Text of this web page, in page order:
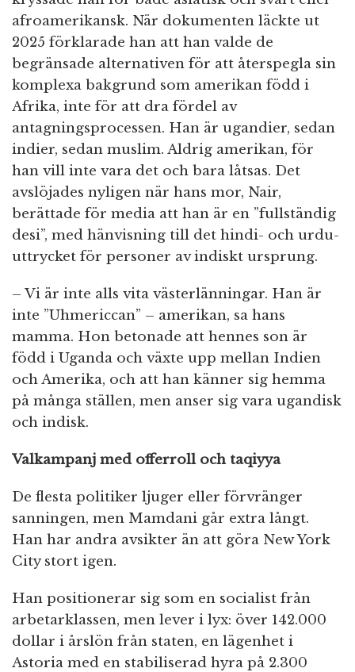
afroamerikansk. När dokumenten läckte ut
2025 förklarade han att han valde de
begränsade alternativen för att återspegla sin
komplexa bakgrund som amerikan född i
Afrika, inte för att dra fördel av
antagningsprocessen. Han är ugandier, sedan
indier, sedan muslim. Aldrig amerikan, för
han vill inte vara det och bara låtsas. Det
avslöjades nyligen när hans mor, Nair,
berättade för media att han är en ”fullständig
desi”, med hänvisning till det hindi- och urdu-
uttrycket för personer av indiskt ursprung.
– Vi är inte alls vita västerlänningar. Han är
inte ”Uhmericcan” – amerikan, sa hans
mamma. Hon betonade att hennes son är
född i Uganda och växte upp mellan Indien
och Amerika, och att han känner sig hemma
på många ställen, men anser sig vara ugandisk
och indisk.
Valkampanj med offerroll och taqiyya
De flesta politiker ljuger eller förvränger
sanningen, men Mamdani går extra långt.
Han har andra avsikter än att göra New York
City stort igen.
Han positionerar sig som en socialist från
arbetarklassen, men lever i lyx: över 142.000
dollar i årslön från staten, en lägenhet i
Astoria med en stabiliserad hyra på 2.300